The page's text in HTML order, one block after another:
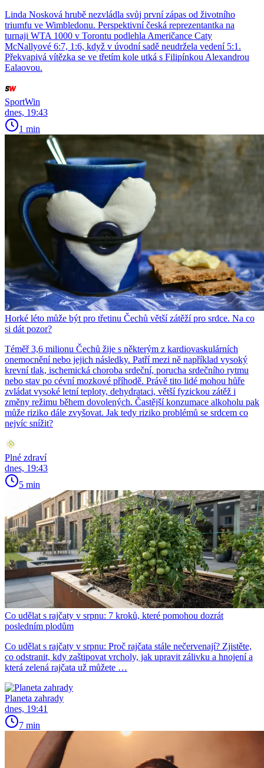
Linda Nosková hrubě nezvládla svůj první zápas od životního
triumfu ve Wimbledonu. Perspektivní česká reprezentantka na
turnaji WTA 1000 v Torontu podlehla Američance Caty
McNallyové 6:7, 1:6, když v úvodní sadě neudržela vedení 5:1.
Překvapivá vítězka se ve třetím kole utká s Filipínkou Alexandrou
Ealaovou.
SportWin
dnes, 19:43
1 min
Horké léto může být pro třetinu Čechů větší zátěží pro srdce. Na co
si dát pozor?
Téměř 3,6 milionu Čechů žije s některým z kardiovaskulárních
onemocnění nebo jejich následky. Patří mezi ně například vysoký
krevní tlak, ischemická choroba srdeční, porucha srdečního rytmu
nebo stav po cévní mozkové příhodě. Právě tito lidé mohou hůře
zvládat vysoké letní teploty, dehydrataci, větší fyzickou zátěž i
změny režimu během dovolených. Častější konzumace alkoholu pak
může riziko dále zvyšovat. Jak tedy riziko problémů se srdcem co
nejvíc snížit?
Plné zdraví
dnes, 19:43
5 min
Co udělat s rajčaty v srpnu: 7 kroků, které pomohou dozrát
posledním plodům
Co udělat s rajčaty v srpnu: Proč rajčata stále nečervenají? Zjistěte,
co odstranit, kdy zaštipovat vrcholy, jak upravit zálivku a hnojení a
která zelená rajčata už můžete …
Planeta zahrady
dnes, 19:41
7 min